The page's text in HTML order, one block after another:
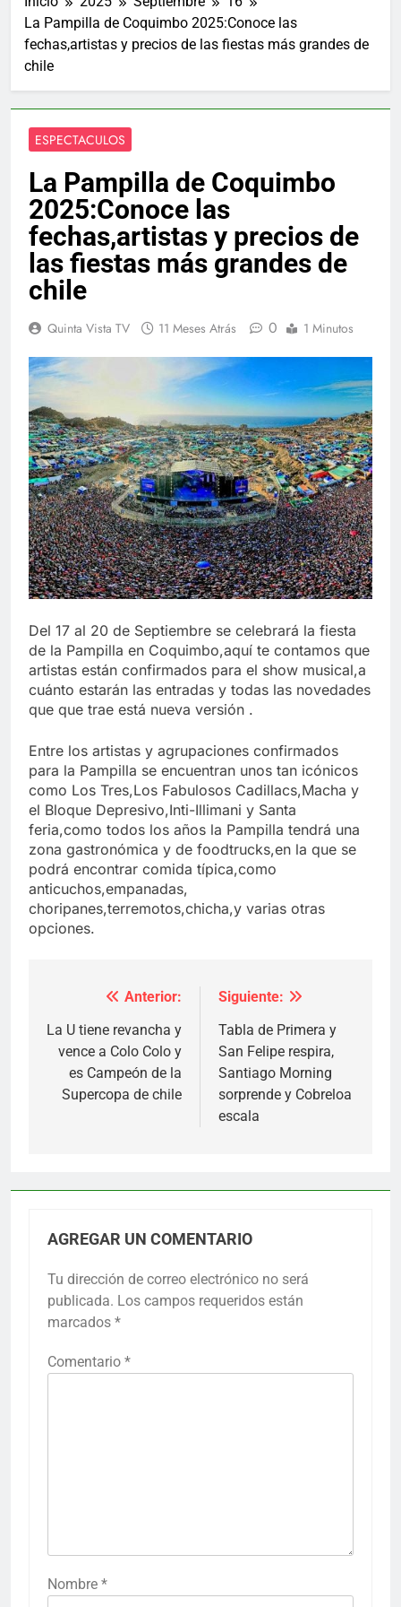
La Pampilla de Coquimbo 2025:Conoce las
fechas,artistas y precios de las fiestas más grandes de
chile
ESPECTACULOS
La Pampilla de Coquimbo
2025:Conoce las
fechas,artistas y precios de
las fiestas más grandes de
chile
Quinta Vista TV 11 Meses Atrás 0 1 Minutos
Del 17 al 20 de Septiembre se celebrará la fiesta
de la Pampilla en Coquimbo,aquí te contamos que
artistas están confirmados para el show musical,a
cuánto estarán las entradas y todas las novedades
que que trae está nueva versión .
Entre los artistas y agrupaciones confirmados
para la Pampilla se encuentran unos tan icónicos
como Los Tres,Los Fabulosos Cadillacs,Macha y
el Bloque Depresivo,Inti-Illimani y Santa
feria,como todos los años la Pampilla tendrá una
zona gastronómica y de foodtrucks,en la que se
podrá encontrar comida típica,como
anticuchos,empanadas,
choripanes,terremotos,chicha,y varias otras
opciones.
Navegación
de
entradas
Anterior:
La U tiene revancha y
vence a Colo Colo y
es Campeón de la
Supercopa de chile
Siguiente:
Tabla de Primera y
San Felipe respira,
Santiago Morning
sorprende y Cobreloa
escala
AGREGAR UN COMENTARIO
Tu dirección de correo electrónico no será
publicada. Los campos requeridos están
marcados *
Comentario *
Nombre *